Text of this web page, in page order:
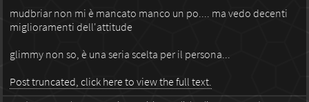
mudbriar non mi è mancato manco un po.... ma vedo decenti
miglioramenti dell'attitude
glimmy non so, è una seria scelta per il persona...
Post truncated, click here to view the full text.